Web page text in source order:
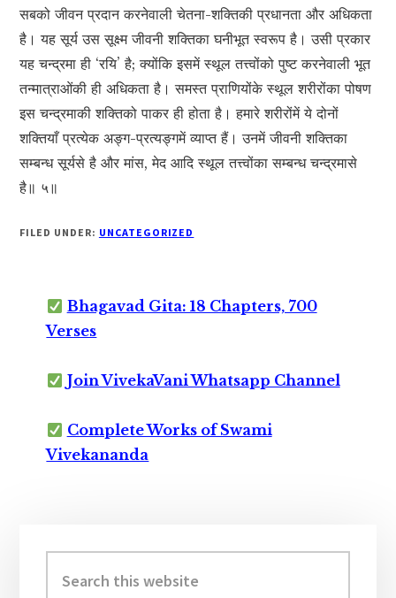
सबको जीवन प्रदान करनेवाली चेतना-शक्तिकी प्रधानता और अधिकता
है। यह सूर्य उस सूक्ष्म जीवनी शक्तिका घनीभूत स्वरूप है। उसी प्रकार
यह चन्द्रमा ही ‘रयि’ है; क्योंकि इसमें स्थूल तत्त्वोंको पुष्ट करनेवाली भूत
तन्मात्राओंकी ही अधिकता है। समस्त प्राणियोंके स्थूल शरीरोंका पोषण
इस चन्द्रमाकी शक्तिको पाकर ही होता है। हमारे शरीरोंमें ये दोनों
शक्तियाँ प्रत्येक अङ्ग-प्रत्यङ्गमें व्याप्त हैं। उनमें जीवनी शक्तिका
सम्बन्ध सूर्यसे है और मांस, मेद आदि स्थूल तत्त्वोंका सम्बन्ध चन्द्रमासे
है॥ ५॥
FILED UNDER: UNCATEGORIZED
Bhagavad Gita: 18 Chapters, 700
Verses
Join VivekaVani Whatsapp Channel
Complete Works of Swami
Vivekananda
Sidebar
this